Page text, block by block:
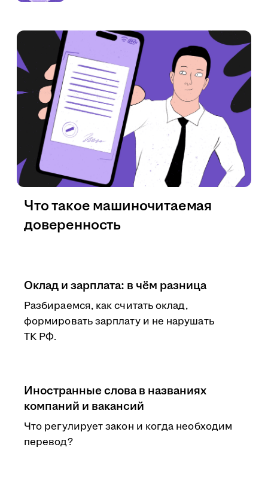
Оклад и зарплата: в чём разница
Разбираемся, как считать оклад,
формировать зарплату и не нарушать
ТК РФ.
Иностранные слова в названиях
компаний и вакансий
Что регулирует закон и когда необходим
перевод?
Что такое машиночитаемая
доверенность